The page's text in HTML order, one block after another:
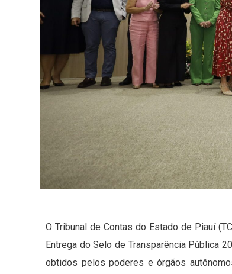
O Tribunal de Contas do Estado de Piauí
Entrega do Selo de Transparência Pública
obtidos pelos poderes e órgãos